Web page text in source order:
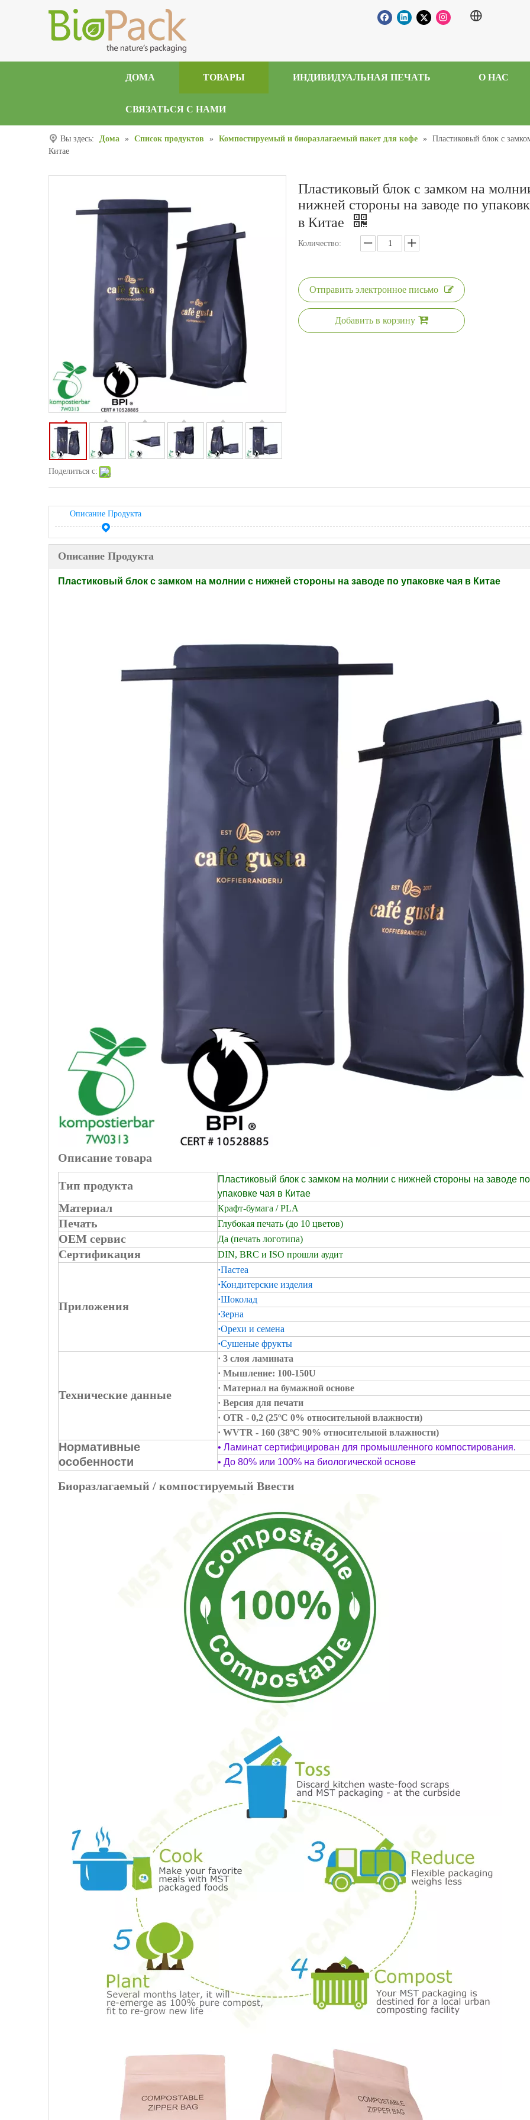
ДОМА ТОВАРЫ ИНДИВИДУАЛЬНАЯ ПЕЧАТЬ О НАС
СВЯЗАТЬСЯ С НАМИ
Вы здесь: Дома » Список продуктов » Компостируемый и биоразлагаемый пакет для кофе »
Пластиковый блок с
Китае
Поделиться с:
Пластиковый блок с замком на
нижней стороны на заводе по
в Китае
Количество:
Отправить электронное письмо
Добавить в корзину
Описание Продукта
Описание Продукта
Пластиковый блок с замком на молнии с нижней стороны на заводе по упаковке чая в Китае
Описание товара
Тип продукта
Пластиковый блок с замком на молнии с нижней стороны на заводе по
упаковке чая в Китае
Материал Крафт-бумага / PLA
Печать Глубокая печать (до 10 цветов)
OEM сервис Да (печать логотипа)
Сертификация DIN, BRC и ISO прошли аудит
Приложения
·Пастеа
·Кондитерские изделия
·Шоколад
·Зерна
·Орехи и семена
·Сушеные фрукты
Технические данные
· 3 слоя ламината
· Мышление: 100-150U
· Материал на бумажной основе
· Версия для печати
· OTR - 0,2 (25ºC 0% относительной влажности)
· WVTR - 160 (38ºC 90% относительной влажности)
Нормативные
особенности
• Ламинат сертифицирован для промышленного компостирования.
• До 80% или 100% на биологической основе
Биоразлагаемый / компостируемый Ввести